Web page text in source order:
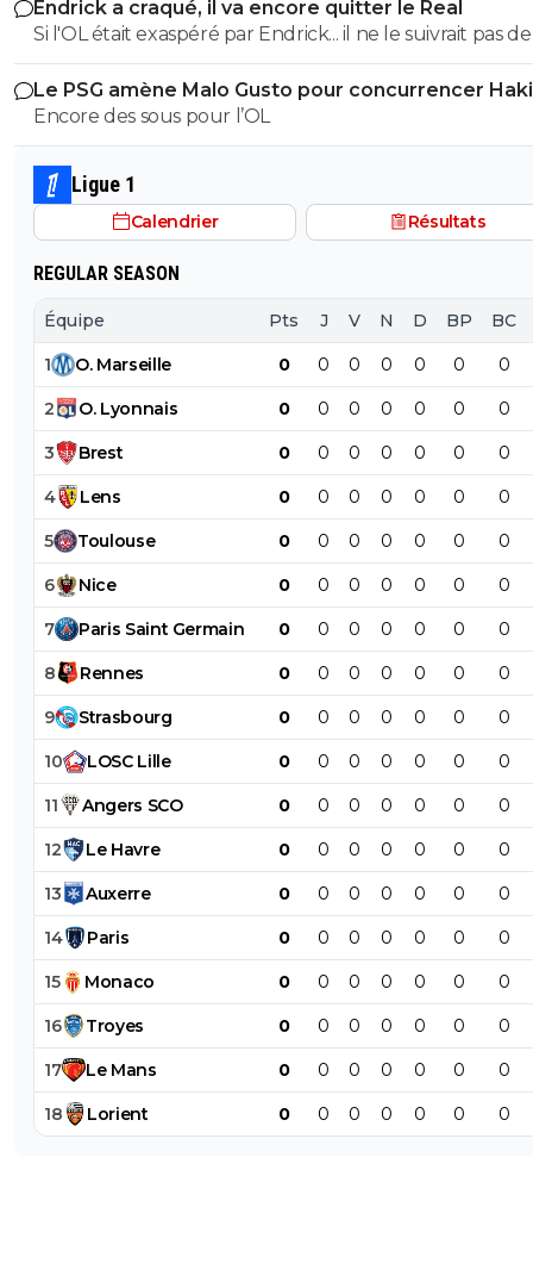
Endrick a craqué, il va encore quitter le Real
Si l'OL était exaspéré par Endrick... il ne le suivrait pas
près. Bref... Quand l'équipe sera complète... ce sera beaucoup
mieux.
Le PSG amène Malo Gusto pour concurrencer
Encore des sous pour l’OL
Ligue 1
Calendrier Résultats
REGULAR SEASON
Équipe Pts J V N D BP BC
1 O. Marseille 0 0 0 0 0 0 0
2 O. Lyonnais 0 0 0 0 0 0 0
3 Brest 0 0 0 0 0 0 0
4 Lens 0 0 0 0 0 0 0
5 Toulouse 0 0 0 0 0 0 0
6 Nice 0 0 0 0 0 0 0
7 Paris Saint Germain 0 0 0 0 0 0 0
8 Rennes 0 0 0 0 0 0 0
9 Strasbourg 0 0 0 0 0 0 0
10 LOSC Lille 0 0 0 0 0 0 0
11 Angers SCO 0 0 0 0 0 0 0
12 Le Havre 0 0 0 0 0 0 0
13 Auxerre 0 0 0 0 0 0 0
14 Paris 0 0 0 0 0 0 0
15 Monaco 0 0 0 0 0 0 0
16 Troyes 0 0 0 0 0 0 0
17 Le Mans 0 0 0 0 0 0 0
18 Lorient 0 0 0 0 0 0 0